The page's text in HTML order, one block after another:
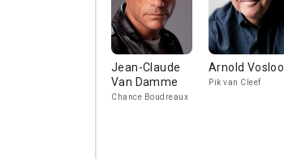
Jean-Claude
Van Damme
Chance Boudreaux
Arnold Vosloo
Pik van Cleef